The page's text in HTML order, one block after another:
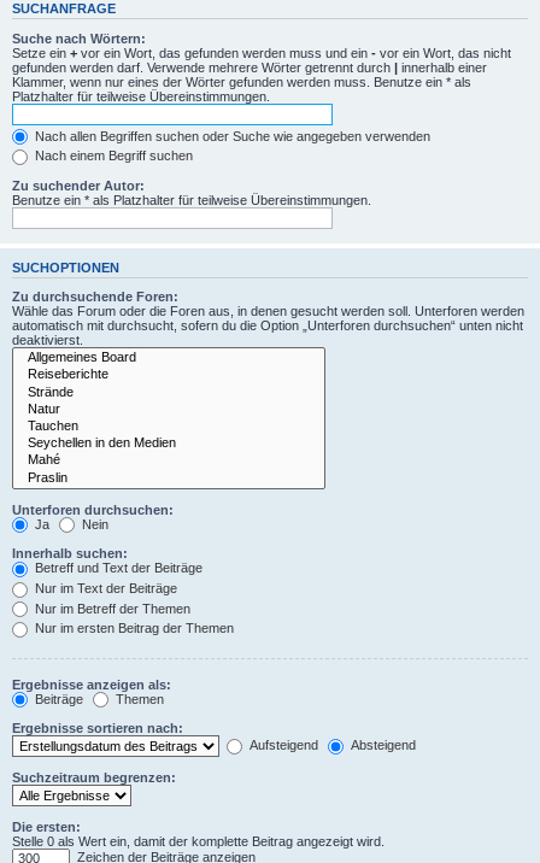
SUCHANFRAGE
Suche nach Wörtern:
Setze ein + vor ein Wort, das gefunden werden muss und ein - vor ein Wort, das nicht
gefunden werden darf. Verwende mehrere Wörter getrennt durch | innerhalb einer
Klammer, wenn nur eines der Wörter gefunden werden muss. Benutze ein * als
Platzhalter für teilweise Übereinstimmungen.
Nach allen Begriffen suchen oder Suche wie angegeben verwenden
Nach einem Begriff suchen
Zu suchender Autor:
Benutze ein * als Platzhalter für teilweise Übereinstimmungen.
SUCHOPTIONEN
Zu durchsuchende Foren:
Wähle das Forum oder die Foren aus, in denen gesucht werden soll. Unterforen werden
automatisch mit durchsucht, sofern du die Option „Unterforen durchsuchen“ unten nicht
deaktivierst.
Unterforen durchsuchen:
Ja
Nein
Innerhalb suchen:
Betreff und Text der Beiträge
Nur im Text der Beiträge
Nur im Betreff der Themen
Nur im ersten Beitrag der Themen
Ergebnisse anzeigen als:
Beiträge
Themen
Ergebnisse sortieren nach:
Aufsteigend
Absteigend
Suchzeitraum begrenzen:
Die ersten:
Stelle 0 als Wert ein, damit der komplette Beitrag angezeigt wird.
Zeichen der Beiträge anzeigen